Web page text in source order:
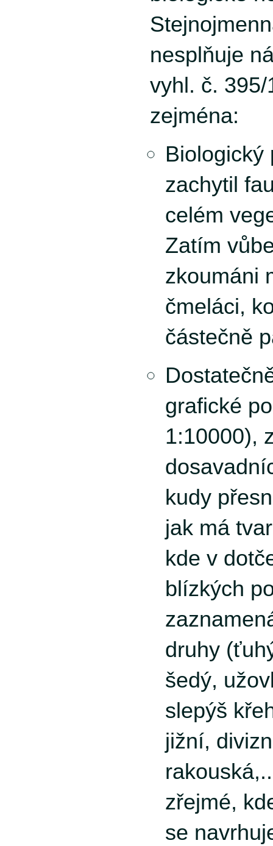
nesplňuje
vyhl. č.
zejména:
Biologický
zachytil
celém
Zatím
zkoumáni
čmeláci,
částečně
grafické
1:10000),
kudy
jak má
kde v
blízkých
druhy
šedý,
slepýš
jižní,
zřejmé,
se